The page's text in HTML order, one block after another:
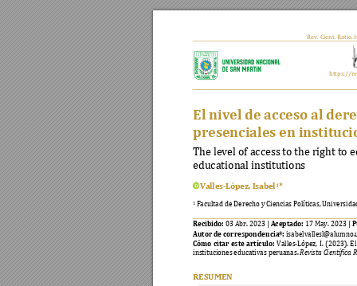
Rev. Cient. Ratio.
https://
El nivel de acceso al
presenciales en
The level of access to the right to
educational institutions
Valles-López, Isabel 1*
1 Facultad de Derecho y Ciencias Políticas,
Recibido: 03 Abr. 2023 Aceptado: 17 May. 2023
Autor de correspondencia*:
Cómo citar este artículo: Valles-López, I. (2023).
instituciones educativas peruanas. Revista Científica
RESUMEN